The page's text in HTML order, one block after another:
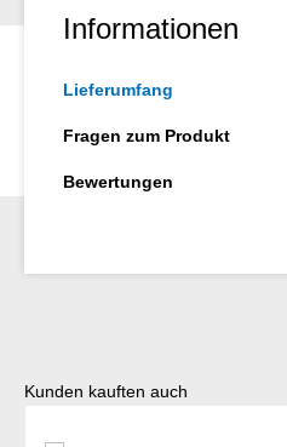
Informationen
Lieferumfang
Fragen zum Produkt
Bewertungen
Produktgalerie überspringen
Kunden kauften auch